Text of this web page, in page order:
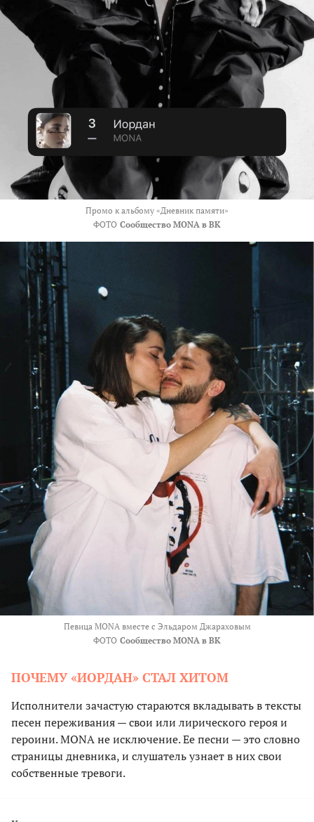
Промо к альбому «Дневник памяти»
ФОТО Сообщество MONA в ВК
Певица MONA вместе с Эльдаром Джараховым
ФОТО Сообщество MONA в ВК
ПОЧЕМУ «ИОРДАН» СТАЛ ХИТОМ
Исполнители зачастую стараются вкладывать в тексты
песен переживания — свои или лирического героя и
героини. MONA не исключение. Ее песни — это словно
страницы дневника, и слушатель узнает в них свои
собственные тревоги.